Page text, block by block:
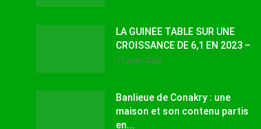
LA GUINEE TABLE SUR UNE
CROISSANCE DE 6,1 EN 2023 –
17 août 2023
Banlieue de Conakry : une
maison et son contenu partis
en...